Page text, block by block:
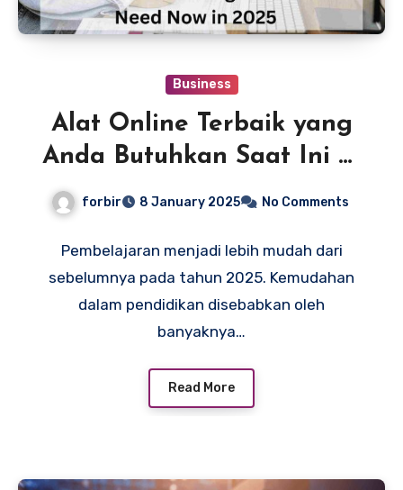
Business
Alat Online Terbaik yang
Anda Butuhkan Saat Ini di
forbir 8 January 2025 No Comments
Pembelajaran menjadi lebih mudah dari
sebelumnya pada tahun 2025. Kemudahan
dalam pendidikan disebabkan oleh
banyaknya…
Read More